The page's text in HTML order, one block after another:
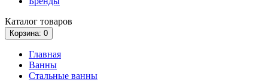
Каталог товаров
Корзина: 0
Главная
Ванны
Стальные ванны